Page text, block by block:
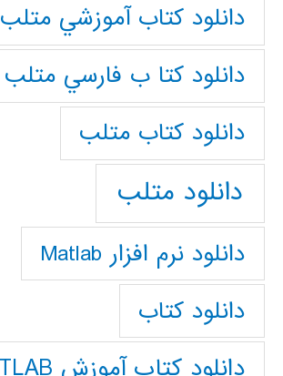
دانلود كتاب آموزشي متلب
دانلود كتا ب فارسي متلب
دانلود كتاب متلب
دانلود متلب
دانلود نرم افزار Matlab
دانلود کتاب